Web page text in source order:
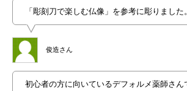
俊造さん
「彫刻刀で楽しむ仏像」を参考に彫りました。
初心者の方に向いているデフォルメ薬師さん